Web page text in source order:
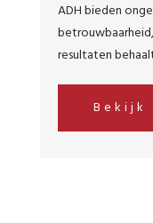
ADH bieden
resultaten
Bekijk